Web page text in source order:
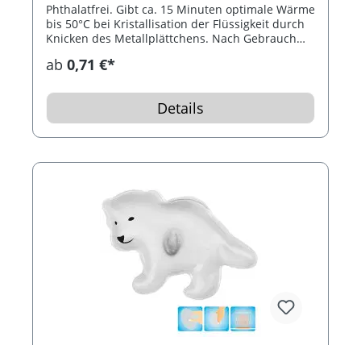
Phthalatfrei. Gibt ca. 15 Minuten optimale Wärme
bis 50°C bei Kristallisation der Flüssigkeit durch
Knicken des Metallplättchens. Nach Gebrauch
Wasser legen. Bis 1.000 mal wiederverwendbar.
ab 0,71 €*
Details